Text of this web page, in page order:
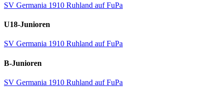
SV Germania 1910 Ruhland auf FuPa
U18-Junioren
SV Germania 1910 Ruhland auf FuPa
B-Junioren
SV Germania 1910 Ruhland auf FuPa